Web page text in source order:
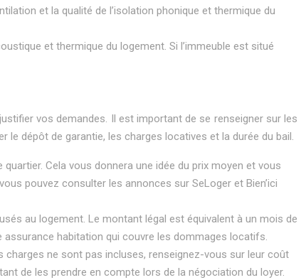
et la qualité de l’isolation phonique et thermique du
et thermique du logement. Si l’immeuble est situé
vos demandes. Il est important de se renseigner sur les
dépôt de garantie, les charges locatives et la durée du bail.
Cela vous donnera une idée du prix moyen et vous
pouvez consulter les annonces sur SeLoger et Bien’ici
au logement. Le montant légal est équivalent à un mois de
habitation qui couvre les dommages locatifs.
ne sont pas incluses, renseignez-vous sur leur coût
de les prendre en compte lors de la négociation du loyer.